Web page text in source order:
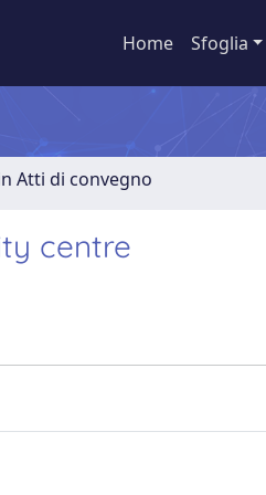
Home Sfoglia
Atti di convegno
centre